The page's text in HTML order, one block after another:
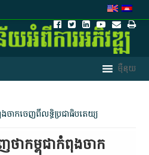
ចាកចេញពីលទ្ធិប្រជាធិបតេយ្យ
ថាកម្ពុជាកំពុងចាក